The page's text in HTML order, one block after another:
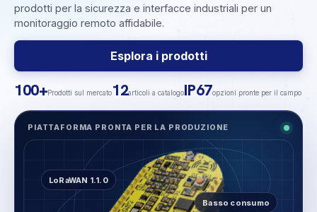
prodotti per la sicurezza e interfacce industriali per un
monitoraggio remoto affidabile.
Esplora i prodotti
100+Prodotti sul mercato12articoli a catalogoIP67opzioni pronte per il campo
PIATTAFORMA PRONTA PER LA PRODUZIONE
LoRaWAN 1.1.0
Basso consumo